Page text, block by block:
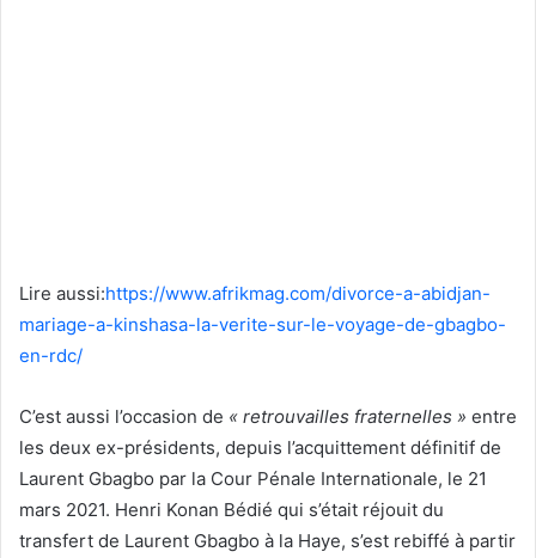
Lire aussi:https://www.afrikmag.com/divorce-a-abidjan-
mariage-a-kinshasa-la-verite-sur-le-voyage-de-gbagbo-
en-rdc/
C’est aussi l’occasion de « retrouvailles fraternelles » entre
les deux ex-présidents, depuis l’acquittement définitif de
Laurent Gbagbo par la Cour Pénale Internationale, le 21
mars 2021. Henri Konan Bédié qui s’était réjouit du
transfert de Laurent Gbagbo à la Haye, s’est rebiffé à partir